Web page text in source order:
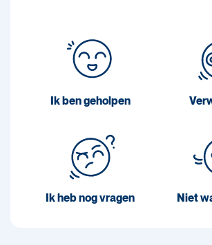
Ik ben geholpen
Ik heb nog vragen Niet